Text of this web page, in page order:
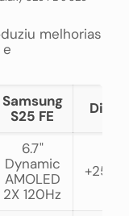
melhorias
Samsung
S25 FE
6.7"
Dynamic
AMOLED
2X 120Hz
+25%